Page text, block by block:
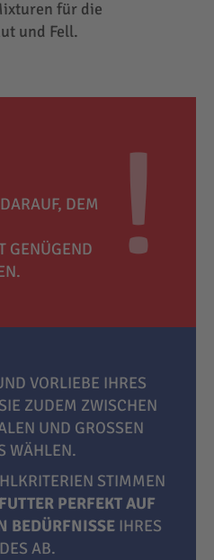
für die
und Fell.
DEM
GENÜGEND
VORLIEBE IHRES
ZUDEM ZWISCHEN
UND GROSSEN P
WÄHLEN.
STIMMEN
PERFEKT AUF
BEDÜRFNISSE IHRES
AB.